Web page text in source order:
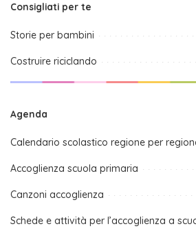
Consigliati per te
Storie per bambini
Costruire riciclando
Agenda
Calendario scolastico regione per
Accoglienza scuola primaria
Canzoni accoglienza
Schede e attività per l’accoglienza a